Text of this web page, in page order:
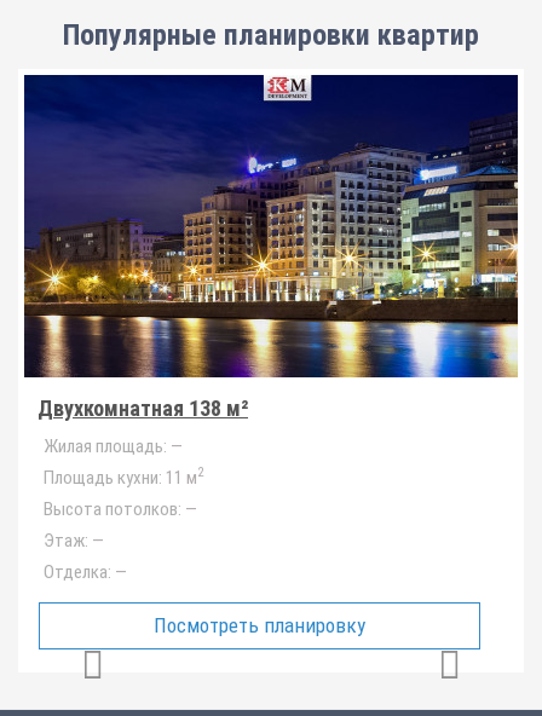
Популярные планировки квартир
Двухкомнатная 138 м²
Жилая площадь: —
Площадь кухни: 11 м2
Высота потолков: —
Этаж: —
Отделка: —
Посмотреть планировку